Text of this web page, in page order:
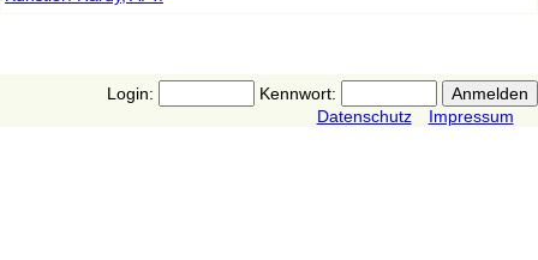
Login:
Kennwort:
Datenschutz
Impressum